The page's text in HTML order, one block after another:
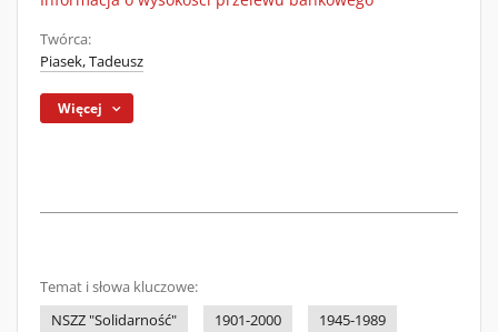
Twórca:
Piasek, Tadeusz
Więcej
Temat i słowa kluczowe:
NSZZ "Solidarność"
1901-2000
1945-1989